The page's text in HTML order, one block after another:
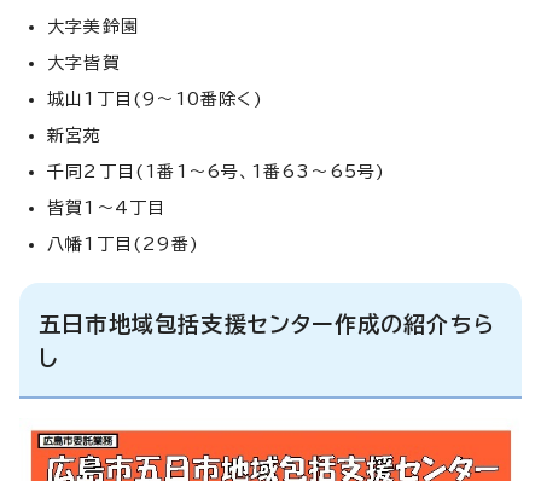
大字美鈴園
大字皆賀
城山1丁目(9～10番除く)
新宮苑
千同2丁目(1番1～6号、1番63～65号)
皆賀1～4丁目
八幡1丁目(29番)
五日市地域包括支援センター作成の紹介ちら
し